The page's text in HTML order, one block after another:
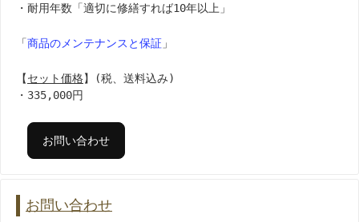
・耐用年数「適切に修繕すれば10年以上」
「商品のメンテナンスと保証 」
【セット価格】(税、送料込み)
・335,000円
お問い合わせ
お問い合わせ